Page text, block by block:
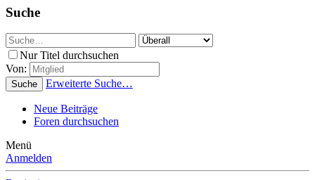
Suche
Nur Titel durchsuchen
Von:
Suche Erweiterte Suche…
Neue Beiträge
Foren durchsuchen
Menü
Anmelden